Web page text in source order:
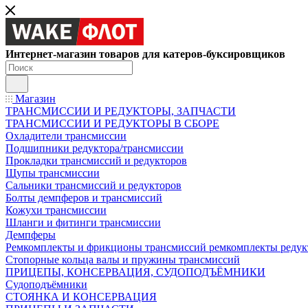
Интернет-магазин товаров для катеров-буксировщиков
Магазин
ТРАНСМИССИИ И РЕДУКТОРЫ, ЗАПЧАСТИ
ТРАНСМИССИИ И РЕДУКТОРЫ В СБОРЕ
Охладители трансмиссии
Подшипники редуктора/трансмиссии
Прокладки трансмиссий и редукторов
Щупы трансмиссии
Сальники трансмиссий и редукторов
Болты демпферов и трансмиссий
Кожухи трансмиссии
Шланги и фитинги трансмиссии
Демпферы
Ремкомплекты и фрикционы трансмиссий ремкомплекты
Стопорные кольца валы и пружины трансмиссий
ПРИЦЕПЫ, КОНСЕРВАЦИЯ, СУДОПОДЪЁМНИКИ
Судоподъёмники
СТОЯНКА И КОНСЕРВАЦИЯ